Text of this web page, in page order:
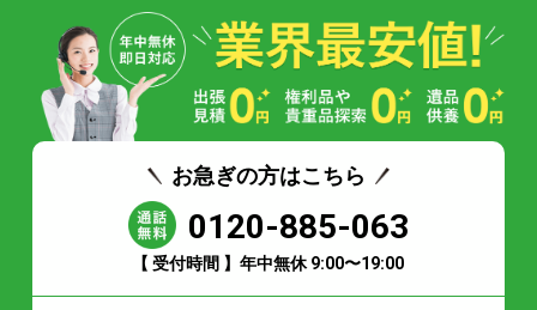
お急ぎの方はこちら
0120-885-063
【 受付時間 】年中無休 9:00〜19:00